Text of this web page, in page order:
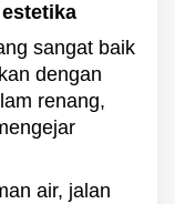
sangat baik
dengan
renang,
air, jalan